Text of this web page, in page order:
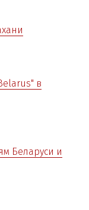
в
Беларуси и